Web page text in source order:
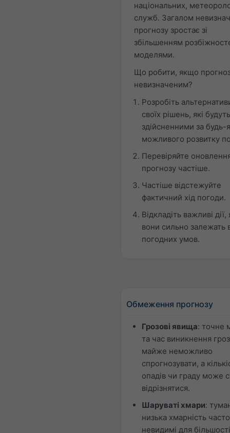
національних,
служб. Загалом
прогнозу зростає зі
збільшенням
моделями.
Що робити, якщо
невизначеним?
Розробіть
своїх рішень, які будуть
здійсненними за будь-
можливого розвитку
Перевіряйте
прогнозу частіше.
Частіше відстежуйте
фактичний хід погоди.
Відкладіть важливі
вони сильно залежать
погодних умов.
Обмеження прогнозу
Грозові явища: точне
та час виникнення гроз
майже неможливо
спрогнозувати, а
опадів чи граду може
відрізнятися.
Шаруваті хмари:
низька хмарність часто
невидимі для більшості